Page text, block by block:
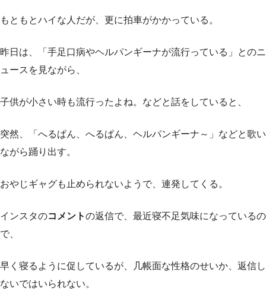
もともとハイな人だが、更に拍車がかかっている。
昨日は、「手足口病やヘルパンギーナが流行っている」とのニ
ュースを見ながら、
子供が小さい時も流行ったよね。などと話をしていると、
突然、「へるぱん、へるぱん、ヘルパンギーナ～」などと歌い
ながら踊り出す。
おやじギャグも止められないようで、連発してくる。
インスタのコメントの返信で、最近寝不足気味になっているの
で、
早く寝るように促しているが、几帳面な性格のせいか、返信し
ないではいられない。